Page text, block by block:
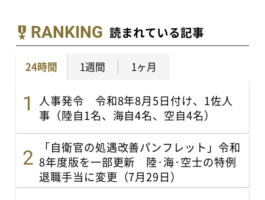
RANKING 読まれている記事
24時間 1週間 1ヶ月
人事発令 令和8年8月5日付け、1佐人
事（陸自1名、海自4名、空自4名）
「自衛官の処遇改善パンフレット」令和
8年度版を一部更新 陸･海･空士の特例
退職手当に変更（7月29日）